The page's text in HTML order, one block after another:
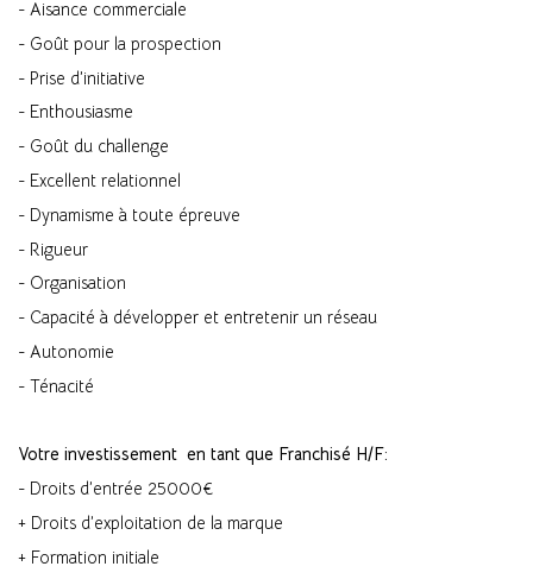
- Aisance commerciale
- Goût pour la prospection
- Prise d’initiative
- Enthousiasme
- Goût du challenge
- Excellent relationnel
- Dynamisme à toute épreuve
- Rigueur
- Organisation
- Capacité à développer et entretenir un réseau
- Autonomie
- Ténacité
Votre investissement en tant que Franchisé H/F:
- Droits d’entrée 25000€
+ Droits d’exploitation de la marque
+ Formation initiale